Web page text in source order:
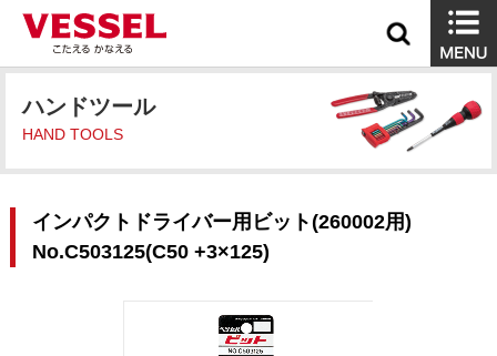
ハンドツール
HAND TOOLS
インパクトドライバー用ビット(260002用)
No.C503125(C50 +3×125)